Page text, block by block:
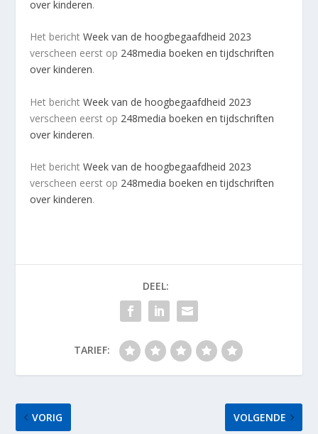
over kinderen.
Het berichtWeek van de hoogbegaafdheid 2023
verscheen eerst op 248media boeken en tijdschriften
over kinderen.
Het berichtWeek van de hoogbegaafdheid 2023
verscheen eerst op 248media boeken en tijdschriften
over kinderen.
Het berichtWeek van de hoogbegaafdheid 2023
verscheen eerst op 248media boeken en tijdschriften
over kinderen.
DEEL:
TARIEF:
VORIG VOLGENDE